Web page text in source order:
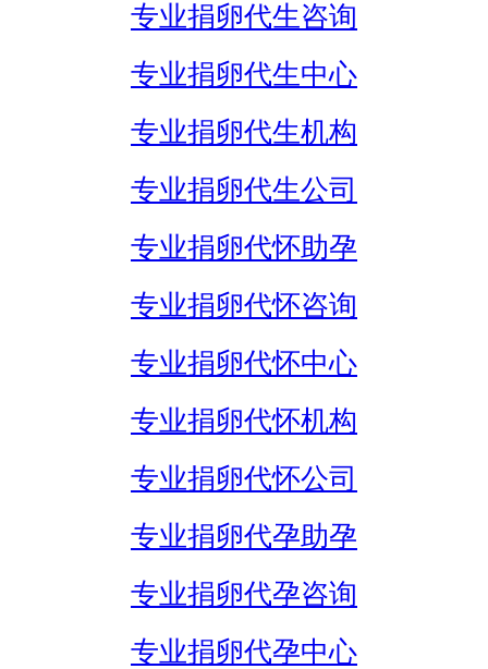
专业捐卵代生咨询
专业捐卵代生中心
专业捐卵代生机构
专业捐卵代生公司
专业捐卵代怀助孕
专业捐卵代怀咨询
专业捐卵代怀中心
专业捐卵代怀机构
专业捐卵代怀公司
专业捐卵代孕助孕
专业捐卵代孕咨询
专业捐卵代孕中心